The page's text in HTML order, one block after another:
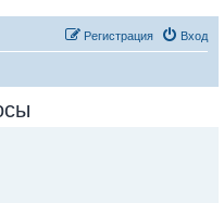
Вход
Регистрация